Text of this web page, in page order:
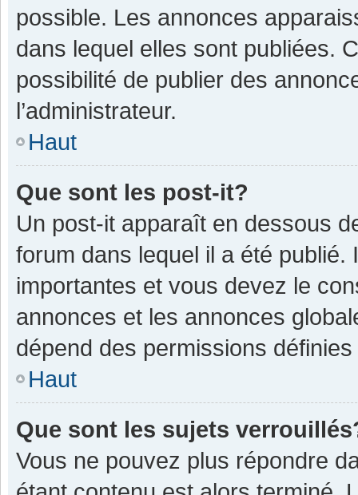
possible. Les annonces
dans lequel elles sont publiées.
possibilité de publier des
l’administrateur.
Haut
Que sont les post-it?
Un post-it apparaît en dessous
forum dans lequel il a été
importantes et vous devez le
annonces et les annonces
dépend des permissions définies
Haut
Que sont les sujets
Vous ne pouvez plus répondre